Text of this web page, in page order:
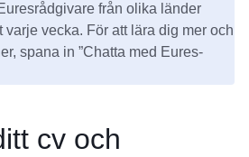
från olika länder
vecka. För att lära dig mer och
spana in ”Chatta med Eures-
cv och